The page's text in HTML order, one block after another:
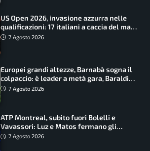
US Open 2026, invasione azzurra nelle
qualificazioni: 17 italiani a caccia del main
draw7 Agosto 2026
Europei grandi altezze, Barnabà sogna il
colpaccio: è leader a metà gara, Baraldi
ancora in corsa
7 Agosto 2026
ATP Montreal, subito fuori Bolelli e
Vavassori: Luz e Matos fermano gli
azzurri
7 Agosto 2026